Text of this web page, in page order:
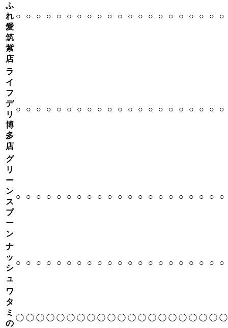
ふ
れ
愛
筑
紫
店
○ ○ ○ ○ ○ ○ ○ ○ ○ ○ ○ ○ ○ ○ ○ ○ ○ ○ ○ ○ ○
ラ
イ
フ
デ
リ
博
多
店
○ ○ ○ ○ ○ ○ ○ ○ ○ ○ ○ ○ ○ ○ ○ ○ ○ ○ ○ ○ ○
グ
リ
ー
ン
ス
プ
ー
ン
○ ○ ○ ○ ○ ○ ○ ○ ○ ○ ○ ○ ○ ○ ○ ○ ○ ○ ○ ○ ○
ナ
ッ
シ
ュ
○ ○ ○ ○ ○ ○ ○ ○ ○ ○ ○ ○ ○ ○ ○ ○ ○ ○ ○ ○ ○
ワ
タ
ミ
の
◯ ◯ ◯ ◯ ◯ ◯ ◯ ◯ ◯ ◯ ◯ ◯ ◯ ◯ ◯ ◯ ◯ ◯ ◯ ◯ ◯